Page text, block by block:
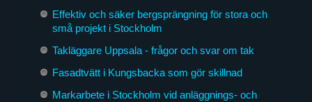
Effektiv och säker bergsprängning för stora och
små projekt i Stockholm
Takläggare Uppsala - frågor och svar om tak
Fasadtvätt i Kungsbacka som gör skillnad
Markarbete i Stockholm vid anläggnings- och